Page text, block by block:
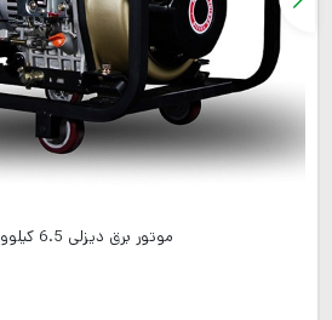
موتور برق دیزلی 6.5 کیلووات کاما